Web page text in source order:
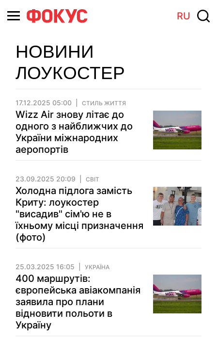
RU
НОВИНИ
ЛОУКОСТЕР
17.12.2025 05:00 СТИЛЬ ЖИТТЯ
Wizz Air знову літає до
одного з найближчих до
України міжнародних
аеропортів
23.09.2025 20:09 СВІТ
Холодна підлога замість
Криту: лоукостер
"висадив" сім'ю не в
їхньому місці призначення
(фото)
25.03.2025 16:05 УКРАЇНА
400 маршрутів:
європейська авіакомпанія
заявила про плани
відновити польоти в
Україну